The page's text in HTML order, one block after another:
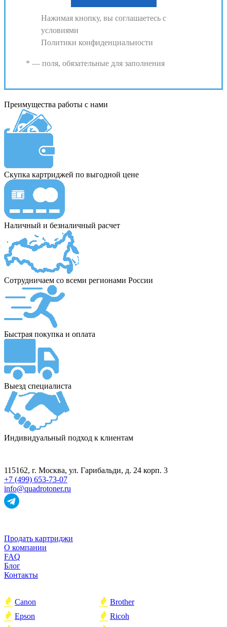
Нажимая кнопку, вы соглашаетесь с
условиями
Политики конфиденциальности
* — поля, обязательные для заполнения
Преимущества работы с нами
Скупка картриджей по выгодной цене
Наличный и безналичный расчет
Сотрудничаем со всеми регионами России
Быстрая покупка и оплата
Выезд специалиста
Индивидуальный подход к клиентам
115162, г. Москва, ул. Гарибальди, д. 24 корп. 3
+7 (499) 653-73-07
info@quadrotoner.ru
Продать картриджи
О компании
FAQ
Блог
Контакты
Canon
Brother
Epson
Ricoh